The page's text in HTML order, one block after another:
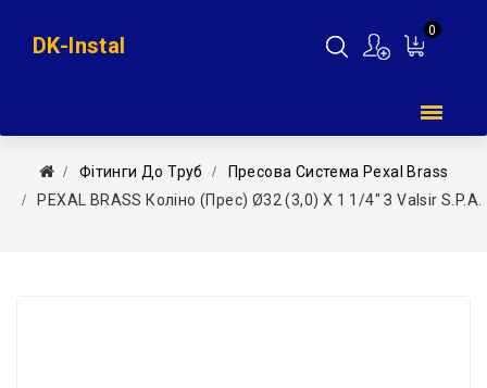
0
DK-Instal
Фітинги До Труб
Пресова Система Pexal Brass
PEXAL BRASS Коліно (прес) Ø32 (3,0) X 1 1/4″ З Valsir S.p.A.